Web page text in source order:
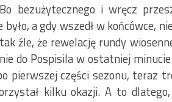
bezużytecznego i wręcz
a gdy wszedł w końcówce,
źle, że rewelację rundy
do Pospisila w ostatniej
pierwszej części sezonu, teraz
kilku okazji. A to